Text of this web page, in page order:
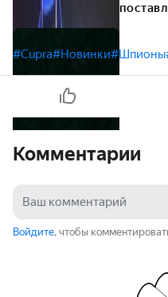
#Cupra#Новинки#Шпионы
Комментарии
Войдите, чтобы